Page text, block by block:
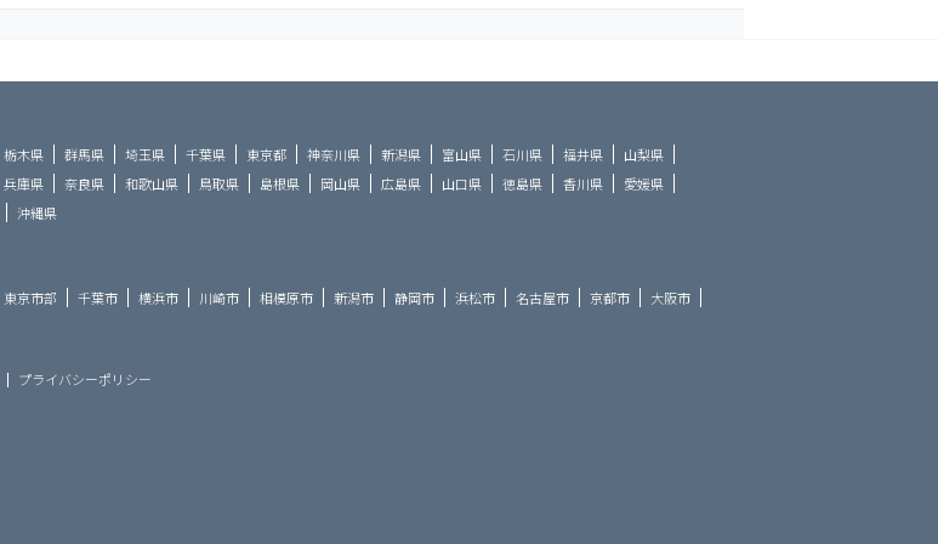
栃木県 群馬県 埼玉県 千葉県 東京都 神奈川県 新潟県 富山県 石川県 福井県
山梨県
兵庫県 奈良県 和歌山県 鳥取県 島根県 岡山県 広島県 山口県 徳島県 香川県
愛媛県
沖縄県
東京市部 千葉市 横浜市 川崎市 相模原市 新潟市 静岡市 浜松市 名古屋市 京都市
大阪市
プライバシーポリシー